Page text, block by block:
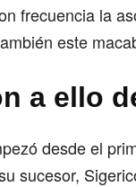
frecuencia la
este
a ello
desde el
sucesor,